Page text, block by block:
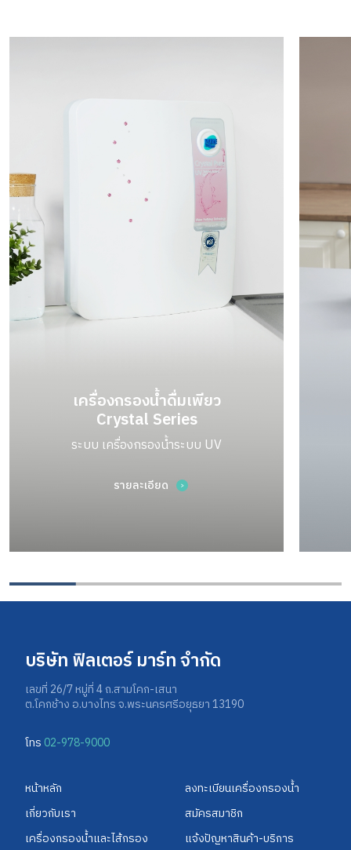
เครื่องกรองน้ำดื่มเพียว
Crystal Series
ระบบ เครื่องกรองน้ำระบบ UV
รายละเอียด
บริษัท ฟิลเตอร์ มาร์ท จำกัด
เลขที่ 26/7 หมู่ที่ 4 ถ.สามโคก-เสนา
ต.โคกช้าง อ.บางไทร จ.พระนครศรีอยุธยา 13190
โทร 02-978-9000
หน้าหลัก
เกี่ยวกับเรา
เครื่องกรองน้ำและไส้กรอง
ลงทะเบียนเครื่องกรองน้ำ
สมัครสมาชิก
แจ้งปัญหาสินค้า-บริการ